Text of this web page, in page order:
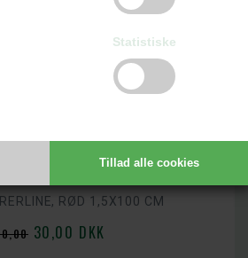
Statistiske
RØD 1,5X100 CM
30,00 DKK